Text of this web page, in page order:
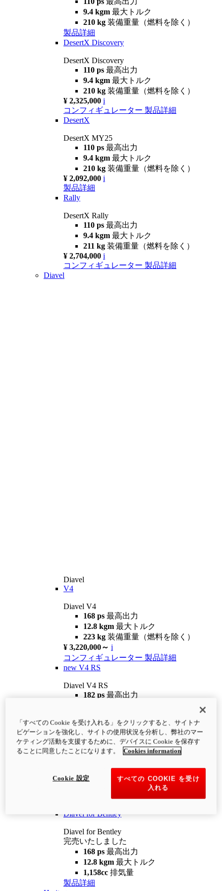
9.4 kgm 最大トルク
210 kg 装備重量（燃料を除く）
製品詳細
DesertX Discovery
DesertX Discovery
110 ps 最高出力
9.4 kgm 最大トルク
210 kg 装備重量（燃料を除く）
¥ 2,325,000 i
コンフィギュレーター 製品詳細
DesertX
DesertX MY25
110 ps 最高出力
9.4 kgm 最大トルク
210 kg 装備重量（燃料を除く）
¥ 2,092,000 i
製品詳細
Rally
DesertX Rally
110 ps 最高出力
9.4 kgm 最大トルク
211 kg 装備重量（燃料を除く）
¥ 2,704,000 i
コンフィギュレーター 製品詳細
Diavel
Diavel
V4
Diavel V4
168 ps 最高出力
12.8 kgm 最大トルク
223 kg 装備重量（燃料を除く）
¥ 3,220,000～ i
コンフィギュレーター 製品詳細
new V4 RS
Diavel V4 RS
182 ps 最高出力
¥4,400,000 i
コンフィギュレーター 製品詳細
newV4 RS 100
12.2 kgm
最大トルク
装備重量（燃料を除く）
Diavel for Bentley
Diavel for Bentley
完売いたしました
168 ps 最高出力
12.8 kgm 最大トルク
1,158cc 排気量
製品詳細
「すべての Cookie を受け入れる」をクリックすると、サイトナ
ビゲーションを強化し、サイトの使用状況を分析し、弊社のマー
ケティング活動を支援するために、デバイスに Cookie を保存す
ることに同意したことになります。
Cookies information
すべての COOKIE を受け
入れる
Cookie 設定